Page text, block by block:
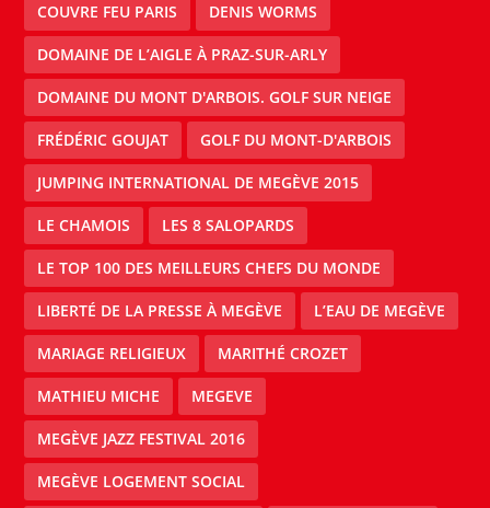
COUVRE FEU PARIS DENIS WORMS
DOMAINE DE L’AIGLE À PRAZ-SUR-ARLY
DOMAINE DU MONT D'ARBOIS. GOLF SUR NEIGE
FRÉDÉRIC GOUJAT GOLF DU MONT-D'ARBOIS
JUMPING INTERNATIONAL DE MEGÈVE 2015
LE CHAMOIS LES 8 SALOPARDS
LE TOP 100 DES MEILLEURS CHEFS DU MONDE
LIBERTÉ DE LA PRESSE À MEGÈVE L’EAU DE MEGÈVE
MARIAGE RELIGIEUX MARITHÉ CROZET
MATHIEU MICHE MEGEVE
MEGÈVE JAZZ FESTIVAL 2016
MEGÈVE LOGEMENT SOCIAL